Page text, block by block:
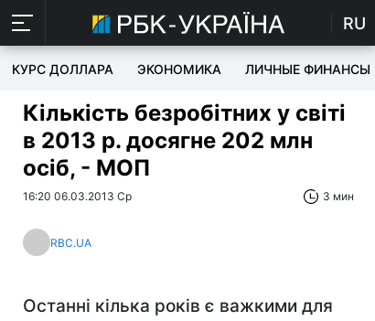
RU
КУРС ДОЛЛАРА ЭКОНОМИКА ЛИЧНЫЕ ФИНАНСЫ
Кількість безробітних у світі
в 2013 р. досягне 202 млн
осіб, - МОП
16:20 06.03.2013 Ср 3 мин
RBC.UA
Останні кілька років є важкими для